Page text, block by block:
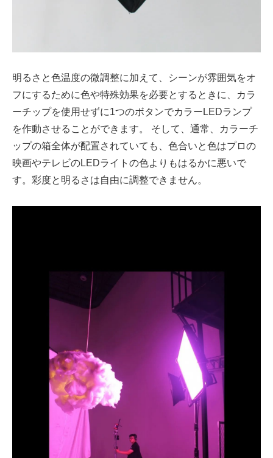
明るさと色温度の微調整に加えて、シーンが雰囲気をオ
フにするために色や特殊効果を必要とするときに、カラ
ーチップを使用せずに1つのボタンでカラーLEDランプ
を作動させることができます。 そして、通常、カラーチ
ップの箱全体が配置されていても、色合いと色はプロの
映画やテレビのLEDライトの色よりもはるかに悪いで
す。彩度と明るさは自由に調整できません。